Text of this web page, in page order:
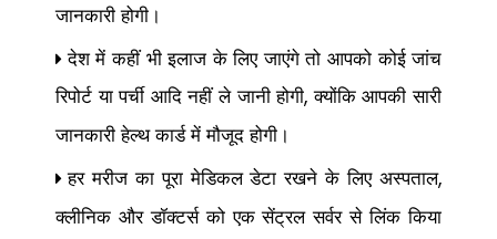
जानकारी होगी।
देश में कहीं भी इलाज के लिए जाएंगे तो आपको कोई जांच
रिपोर्ट या पर्ची आदि नहीं ले जानी होगी,क्योंकि आपकी सारी
जानकारी हेल्थ कार्ड में मौजूद होगी।
हर मरीज का पूरा मेडिकल डेटा रखने के लिए अस्पताल,
क्लीनिक और डॉक्टर्स को एक सेंट्रल सर्वर से लिंक किया